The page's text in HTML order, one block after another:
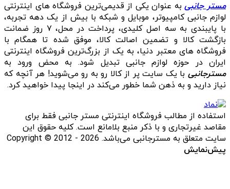
مستر جانبیبه عنوان یکی از قدیمی‌ترین فروشگاه های اینترنتی
لوازم جانبی کامپیوتر، موبایل و شبکه با بیش از یک دهه تجربه،
با پایبندی به سه اصل کلیدی، پرداخت در محل، ۷ روز ضمانت
بازگشت کالا و تضمین اصالت کالا، موفق شده تا همگام با
فروشگاه‌ های معتبر دنیا، به یک از بزرگ‌ترین فروشگاه اینترنتی
ایران در حوزه لوازم جانبی تبدیل شود. به محض ورود به
مسترجانبی با یک سایت پر از کالا رو به رو می‌شوید! هر آنچه که
نیاز دارید و به ذهن شما خطور می‌کند در اینجا پیدا خواهید کرد.
استفاده از مطالب فروشگاه اینترنتی مستر جانبی فقط برای
مقاصد غیرتجاری و با ذکر منبع بلامانع است. کلیه حقوق این
سایت متعلق به مسترجانبی می‌باشد. Copyright © 2012 - 2026
پیش‌نمایش